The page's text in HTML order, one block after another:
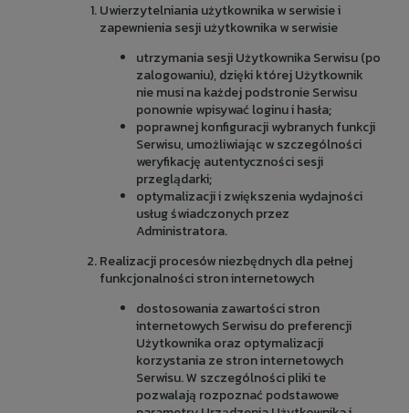
Uwierzytelniania użytkownika w serwisie i
zapewnienia sesji użytkownika w serwisie
utrzymania sesji Użytkownika Serwisu (po
zalogowaniu), dzięki której Użytkownik
nie musi na każdej podstronie Serwisu
ponownie wpisywać loginu i hasła;
poprawnej konfiguracji wybranych funkcji
Serwisu, umożliwiając w szczególności
weryfikację autentyczności sesji
przeglądarki;
optymalizacji i zwiększenia wydajności
usług świadczonych przez
Administratora.
Realizacji procesów niezbędnych dla pełnej
funkcjonalności stron internetowych
dostosowania zawartości stron
internetowych Serwisu do preferencji
Użytkownika oraz optymalizacji
korzystania ze stron internetowych
Serwisu. W szczególności pliki te
pozwalają rozpoznać podstawowe